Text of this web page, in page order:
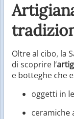
Oltre al cibo, la
di scoprire l’
e botteghe che
oggetti in
ceramiche